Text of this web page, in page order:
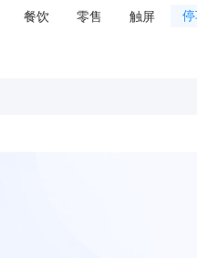
餐饮 零售 触屏